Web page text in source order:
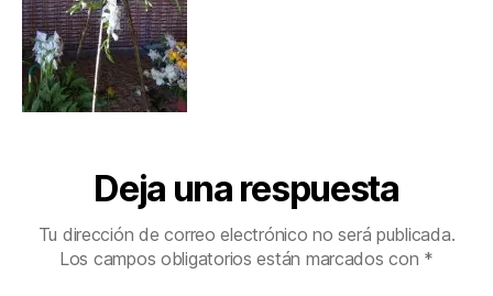
Deja una respuesta
Tu dirección de correo electrónico no será publicada.
Los campos obligatorios están marcados con *